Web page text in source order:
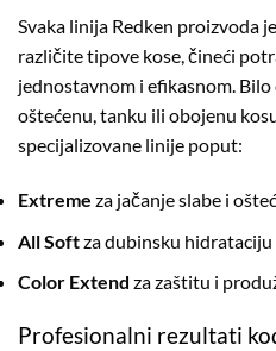
Svaka linija Redken proizvoda
različite tipove kose, čineći
jednostavnom i efikasnom.
oštećenu, tanku ili obojenu
specijalizovane linije poput:
Extreme za jačanje slabe i
All Softza dubinsku hidrataciju
Color Extend za zaštitu i
Profesionalni rezultati